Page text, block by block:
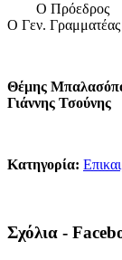
Ο
Ο Γεν. Γραμματέας
Θέμης
Γιάννης Τσούνης
Κατηγορία:
Σχόλια -